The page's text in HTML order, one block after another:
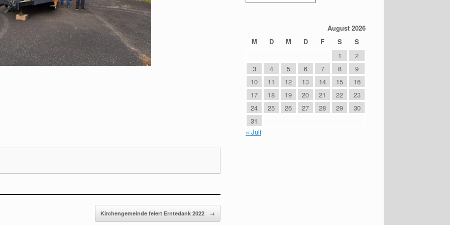
Kirchengemeinde feiert Erntedank 2022 →
August 2026
M
D M D F S
S
1
2
3
4 5 6 7 8
9
10
11 12 13 14 15
16
17
18 19 20 21 22
23
24
25 26 27 28 29
30
31
« Juli